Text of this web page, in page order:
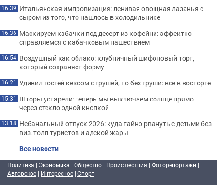
16:39 Итальянская импровизация: ленивая овощная лазанья с
сыром из того, что нашлось в холодильнике
16:36 Маскируем кабачки под десерт из кофейни: эффектно
справляемся с кабачковым нашествием
16:54 Воздушный как облако: клубничный шифоновый торт,
который сохраняет форму
16:21 Удивил гостей кексом с грушей, но без груши: все в восторге
15:31 Шторы устарели: теперь мы выключаем солнце прямо
через стекло одной кнопкой
13:18 Небанальный отпуск 2026: куда тайно рвануть с детьми без
виз, толп туристов и адской жары
Все новости
Политика | Экономика | Общество | Происшествия | Фоторепортажи |
Авторское | Интересное | Спорт